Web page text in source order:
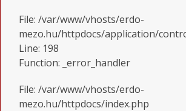
File: /var/www/vhosts/erdo-
mezo.hu/httpdocs/application/
Line: 198
Function: _error_handler
File: /var/www/vhosts/erdo-
mezo.hu/httpdocs/index.php